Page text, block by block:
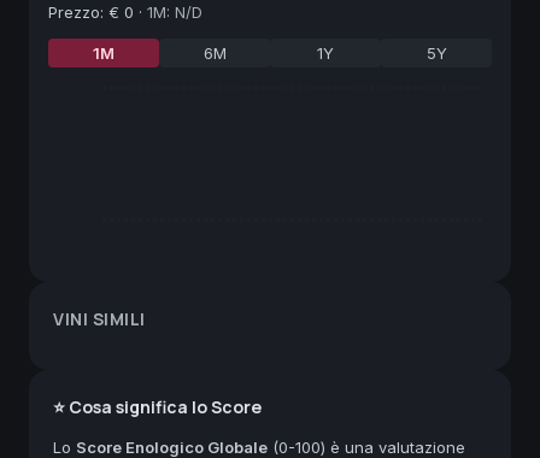
Prezzo: € 0 · 1M: N/D
1M 6M 1Y 5Y
VINI SIMILI
⭐ Cosa significa lo Score
Lo Score Enologico Globale (0-100) è una valutazione